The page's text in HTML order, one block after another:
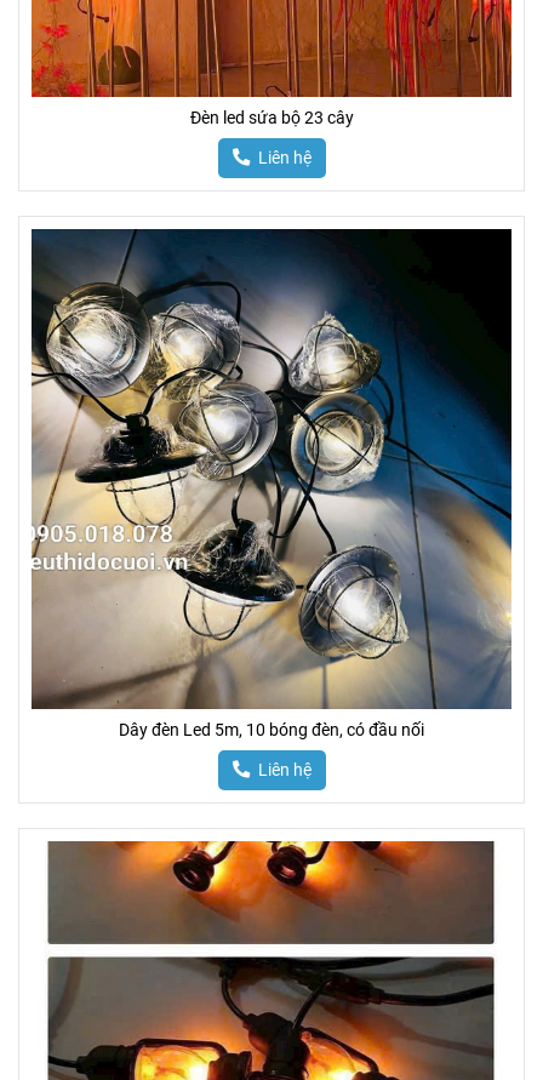
Đèn led sứa bộ 23 cây
Liên hệ
Dây đèn Led 5m, 10 bóng đèn, có đầu nối
Liên hệ